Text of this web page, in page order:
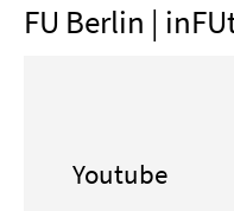
FU Berlin |
Youtube